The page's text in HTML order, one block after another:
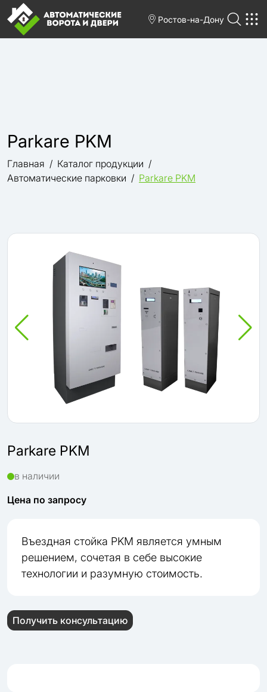
Ростов-на-Дону
Parkare PKM
Главная
Каталог продукции
Автоматические парковки
Parkare PKM
Parkare PKM
в наличии
Цена по запросу
Въездная стойка PKM является умным
решением, сочетая в себе высокие
технологии и разумную стоимость.
Получить консультацию